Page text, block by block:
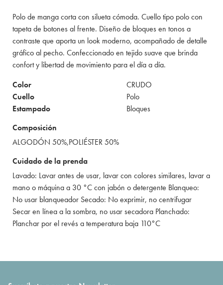
Polo de manga corta con silueta cómoda. Cuello tipo polo con
tapeta de botones al frente. Diseño de bloques en tonos a
contraste que aporta un look moderno, acompañado de detalle
gráfico al pecho. Confeccionado en tejido suave que brinda
confort y libertad de movimiento para el día a día.
Color
CRUDO
Cuello
Polo
Estampado
Bloques
Composición
ALGODÓN 50%,POLIÉSTER 50%
Cuidado de la prenda
Lavado: Lavar antes de usar, lavar con colores similares, lavar a
mano o máquina a 30 °C con jabón o detergente Blanqueo:
No usar blanqueador Secado: No exprimir, no centrifugar
Secar en línea a la sombra, no usar secadora Planchado:
Planchar por el revés a temperatura baja 110°C